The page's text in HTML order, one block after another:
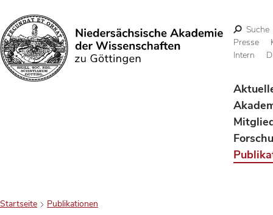
Suchen
Suche
Presse
Intern
Startseite Publikationen